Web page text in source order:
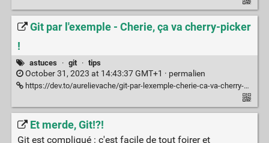
Git par l'exemple - Cherie, ça va cherry-picker
!
astuces · git · tips
October 31, 2023 at 14:43:37 GMT+1 · permalien
https://dev.to/aurelievache/git-par-lexemple-cherie-ca-va-cherry-picker--37c8
Et merde, Git!?!
Git est compliqué : c'est facile de tout foirer et